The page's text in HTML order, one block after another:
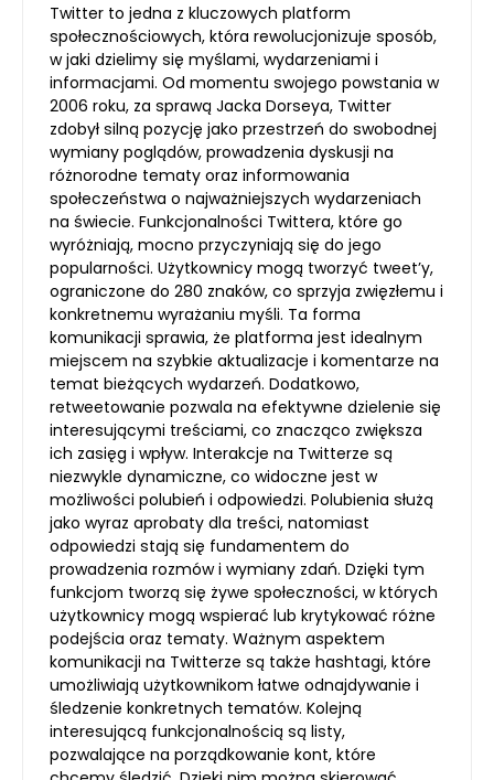
Twitter to jedna z kluczowych platform
społecznościowych, która rewolucjonizuje sposób,
w jaki dzielimy się myślami, wydarzeniami i
informacjami. Od momentu swojego powstania w
2006 roku, za sprawą Jacka Dorseya, Twitter
zdobył silną pozycję jako przestrzeń do swobodnej
wymiany poglądów, prowadzenia dyskusji na
różnorodne tematy oraz informowania
społeczeństwa o najważniejszych wydarzeniach
na świecie. Funkcjonalności Twittera, które go
wyróżniają, mocno przyczyniają się do jego
popularności. Użytkownicy mogą tworzyć tweet’y,
ograniczone do 280 znaków, co sprzyja zwięzłemu i
konkretnemu wyrażaniu myśli. Ta forma
komunikacji sprawia, że platforma jest idealnym
miejscem na szybkie aktualizacje i komentarze na
temat bieżących wydarzeń. Dodatkowo,
retweetowanie pozwala na efektywne dzielenie się
interesującymi treściami, co znacząco zwiększa
ich zasięg i wpływ. Interakcje na Twitterze są
niezwykle dynamiczne, co widoczne jest w
możliwości polubień i odpowiedzi. Polubienia służą
jako wyraz aprobaty dla treści, natomiast
odpowiedzi stają się fundamentem do
prowadzenia rozmów i wymiany zdań. Dzięki tym
funkcjom tworzą się żywe społeczności, w których
użytkownicy mogą wspierać lub krytykować różne
podejścia oraz tematy. Ważnym aspektem
komunikacji na Twitterze są także hashtagi, które
umożliwiają użytkownikom łatwe odnajdywanie i
śledzenie konkretnych tematów. Kolejną
interesującą funkcjonalnością są listy,
pozwalające na porządkowanie kont, które